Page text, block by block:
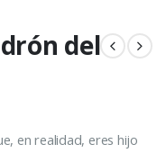
del
en realidad, eres hijo